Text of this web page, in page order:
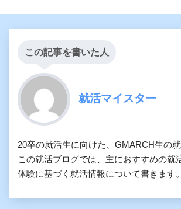
この記事を書いた人
就活マイスター
20卒の就活生に向けた、GMARCH生の就
この就活ブログでは、主におすすめの就
体験に基づく就活情報について書きます。